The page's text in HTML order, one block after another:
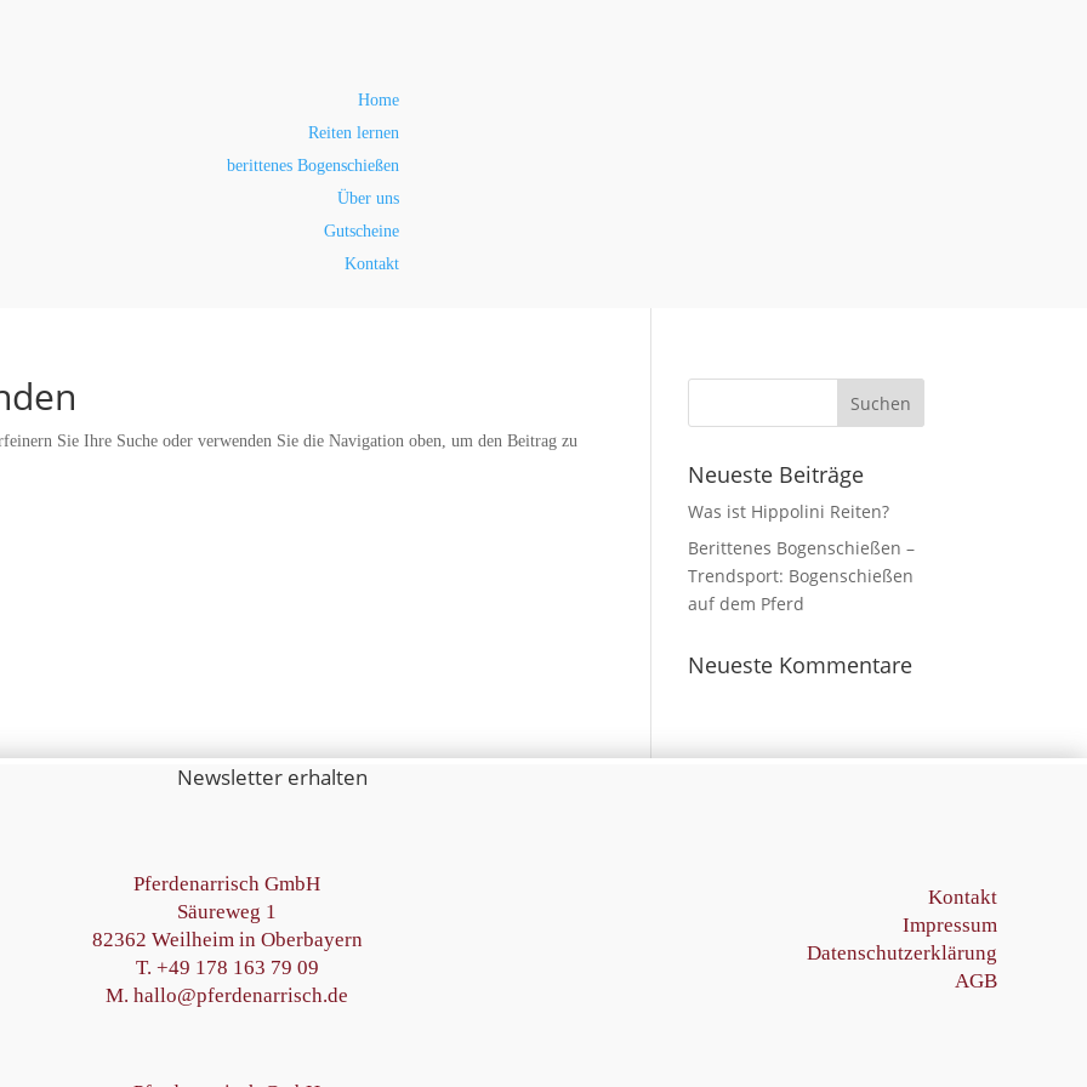
Home
Reiten lernen
berittenes Bogenschießen
Über uns
Gutscheine
Kontakt
Sie Ihre Suche oder verwenden Sie die Navigation oben, um den Beitrag zu
Neueste Beiträge
Was ist Hippolini Reiten?
Berittenes Bogenschießen –
Trendsport: Bogenschießen
auf dem Pferd
Neueste Kommentare
Newsletter erhalten
Pferdenarrisch GmbH
Säureweg 1
82362 Weilheim in Oberbayern
T. +49 178 163 79 09
M. hallo@pferdenarrisch.de
Kontakt
Impressum
Datenschutzerklärung
AGB